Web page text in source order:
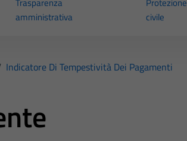
amministrativa
civile
Indicatore Di Tempestività Dei Pagamenti